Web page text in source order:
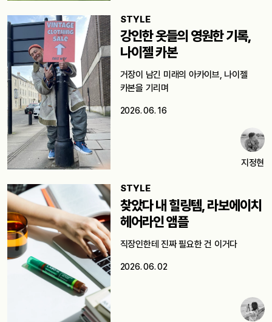
STYLE
강인한 옷들의 영원한 기록,
나이젤 카본
거장이 남긴 미래의 아카이브, 나이젤
카본을 기리며
2026. 06. 16
지정현
STYLE
찾았다 내 힐링템, 라보에이치
헤어라인 앰플
직장인한테 진짜 필요한 건 이거다
2026. 06. 02